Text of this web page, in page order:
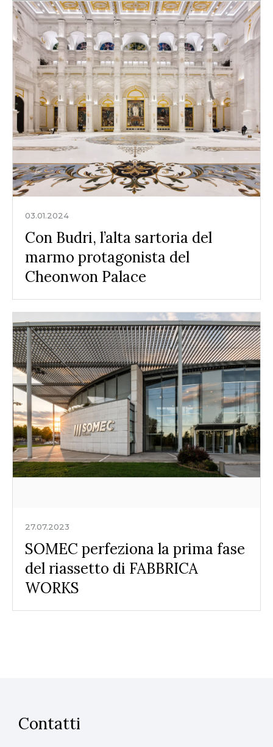
03.01.2024
Con Budri, l’alta sartoria del
marmo protagonista del
Cheonwon Palace
27.07.2023
SOMEC perfeziona la prima fase
del riassetto di FABBRICA
WORKS
Contatti